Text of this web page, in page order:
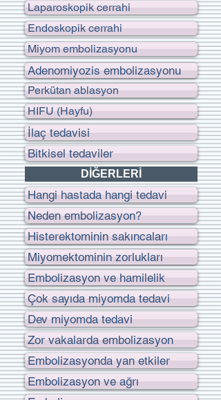
Laparoskopik cerrahi
Endoskopik cerrahi
Miyom embolizasyonu
Adenomiyozis embolizasyonu
Perkütan ablasyon
HIFU (Hayfu)
İlaç tedavisi
Bitkisel tedaviler
DİĞERLERİ
Hangi hastada hangi tedavi
Neden embolizasyon?
Histerektominin sakıncaları
Miyomektominin zorlukları
Embolizasyon ve hamilelik
Çok sayıda miyomda tedavi
Dev miyomda tedavi
Zor vakalarda embolizasyon
Embolizasyonda yan etkiler
Embolizasyon ve ağrı